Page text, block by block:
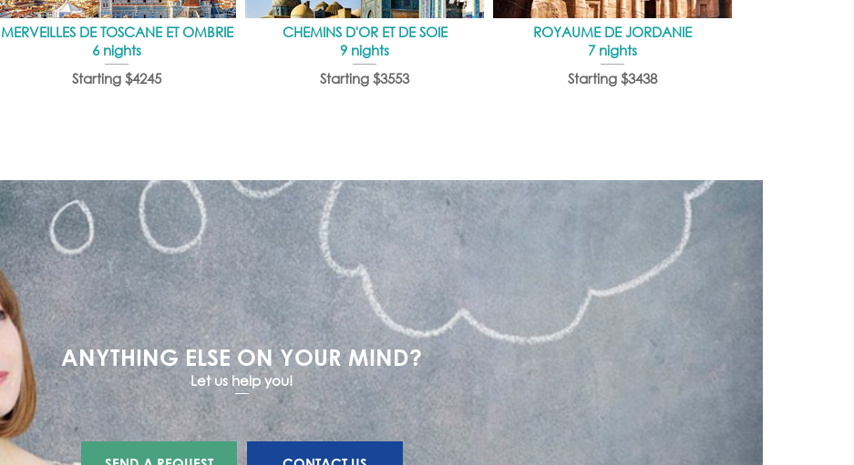
MERVEILLES DE TOSCANE ET OMBRIE
6 nights
Starting $4245
CHEMINS D'OR ET DE SOIE
9 nights
Starting $3553
ROYAUME DE JORDANIE
7 nights
Starting $3438
ANYTHING ELSE ON YOUR MIND?
Let us help you!